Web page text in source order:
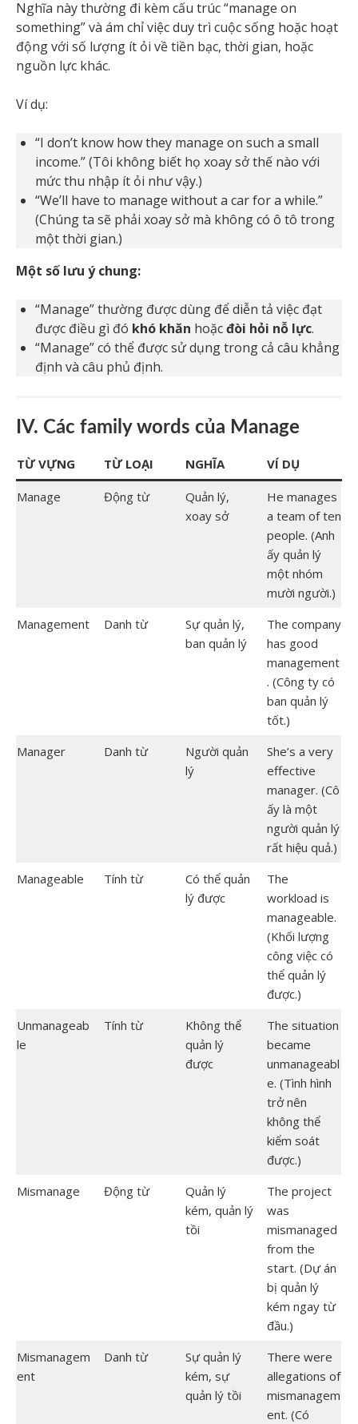
Nghĩa này thường đi kèm cấu trúc “manage on
something” và ám chỉ việc duy trì cuộc sống hoặc hoạt
động với số lượng ít ỏi về tiền bạc, thời gian, hoặc
nguồn lực khác.
Ví dụ:
“I don’t know how they manage on such a small
income.” (Tôi không biết họ xoay sở thế nào với
mức thu nhập ít ỏi như vậy.)
“We’ll have to manage without a car for a while.”
(Chúng ta sẽ phải xoay sở mà không có ô tô trong
một thời gian.)
Một số lưu ý chung:
“Manage” thường được dùng để diễn tả việc đạt
được điều gì đó khó khăn hoặcđòi hỏi nỗ lực.
“Manage” có thể được sử dụng trong cả câu khẳng
định và câu phủ định.
IV. Các family words của Manage
TỪ VỰNG TỪ LOẠI NGHĨA VÍ DỤ
Manage Động từ
Quản lý,
xoay sở
He manages
a team of ten
people. (Anh
ấy quản lý
một nhóm
mười người.)
Management
Danh từ
Sự quản lý,
ban quản lý
The company
has good
management
. (Công ty có
ban quản lý
tốt.)
Manager
Danh từ
Người quản
lý
She’s a very
effective
manager. (Cô
ấy là một
người quản lý
rất hiệu quả.)
Manageable
Tính từ
Có thể quản
lý được
The
workload is
manageable.
(Khối lượng
công việc có
thể quản lý
được.)
Unmanageab
le
Tính từ
Không thể
quản lý
được
The situation
became
unmanageabl
e. (Tình hình
trở nên
không thể
kiểm soát
được.)
Mismanage
Động từ
Quản lý
kém, quản lý
tồi
The project
was
mismanaged
from the
start. (Dự án
bị quản lý
kém ngay từ
đầu.)
Mismanagem
ent
Danh từ
Sự quản lý
kém, sự
quản lý tồi
There were
allegations of
mismanagem
ent. (Có